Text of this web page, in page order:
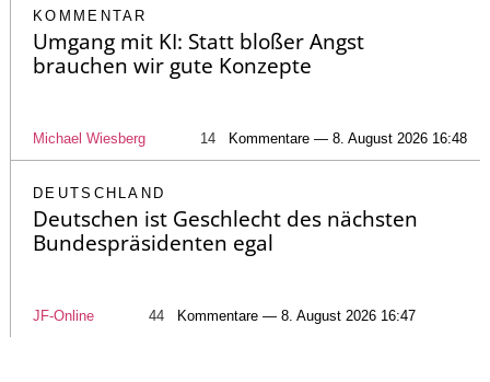
KOMMENTAR
Umgang mit KI: Statt bloßer Angst
brauchen wir gute Konzepte
Michael Wiesberg 14 Kommentare — 8. August 2026 16:48
DEUTSCHLAND
Deutschen ist Geschlecht des nächsten
Bundespräsidenten egal
JF-Online 44 Kommentare — 8. August 2026 16:47